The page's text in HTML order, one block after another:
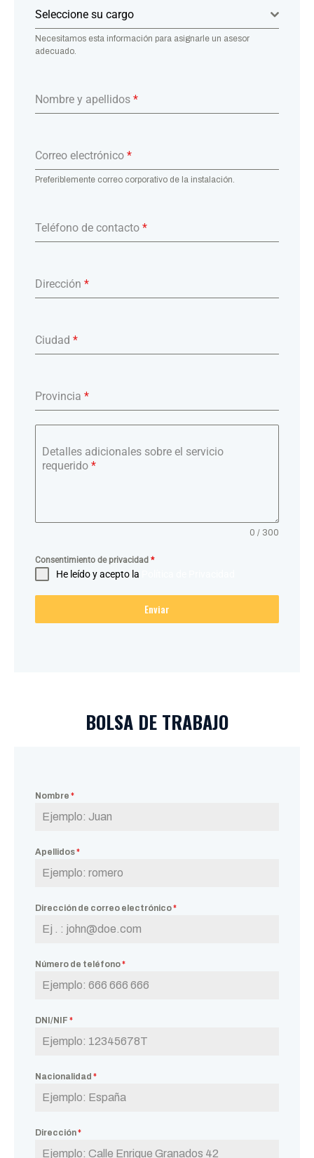
Seleccione su cargo
Necesitamos esta información para asignarle un asesor
adecuado.
Nombre y apellidos *
Correo electrónico *
Preferiblemente correo corporativo de la instalación.
Teléfono de contacto *
Dirección *
Ciudad *
Provincia *
Detalles adicionales sobre el servicio
requerido *
0 / 300
Consentimiento de privacidad *
He leído y acepto la
Enviar
BOLSA DE TRABAJO
Nombre *
Apellidos*
Dirección de correo electrónico*
Número de teléfono*
DNI/NIF *
Nacionalidad *
Dirección*